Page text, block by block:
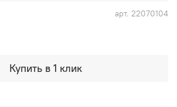
арт. 22070104
Купить в 1 клик